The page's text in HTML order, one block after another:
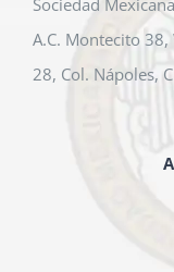
Sociedad
A.C. Montecito
28, Col. Nápoles,